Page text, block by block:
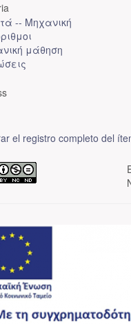
-- Μηχανική
μάθηση
el registro completo del